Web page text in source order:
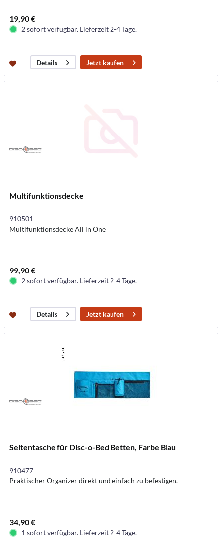
19,90 €
2 sofort verfügbar. Lieferzeit 2-4 Tage.
Details Jetzt kaufen
Multifunktionsdecke
910501
Multifunktionsdecke All in One
99,90 €
2 sofort verfügbar. Lieferzeit 2-4 Tage.
Details Jetzt kaufen
Seitentasche für Disc-o-Bed Betten, Farbe Blau
910477
Praktischer Organizer direkt und einfach zu befestigen.
34,90 €
1 sofort verfügbar. Lieferzeit 2-4 Tage.